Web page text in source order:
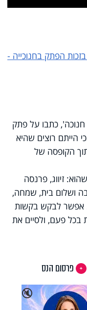
הפתק בחנוכייה -
חנוכה', כתבו על פתק
הייתם רוצים שהיא
הקופסה של
זיווג, פרנסה
ושלום בית, שמחה,
אפשר לבקש בקשות
בכל פעם, ולסיים את
פרסום הנס
🔇